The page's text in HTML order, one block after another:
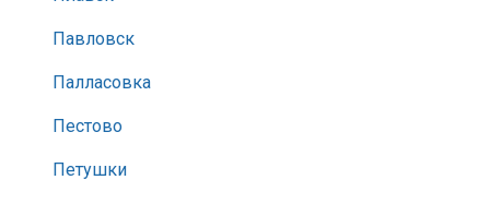
Павловск
Палласовка
Пестово
Петушки